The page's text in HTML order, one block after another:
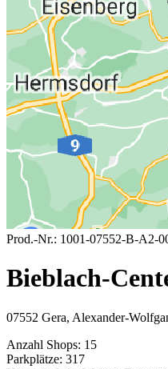
Prod.-Nr.: 1001-07552-B-A2-
Bieblach-
07552 Gera, Alexander-
Anzahl Shops: 15
Parkplätze: 317